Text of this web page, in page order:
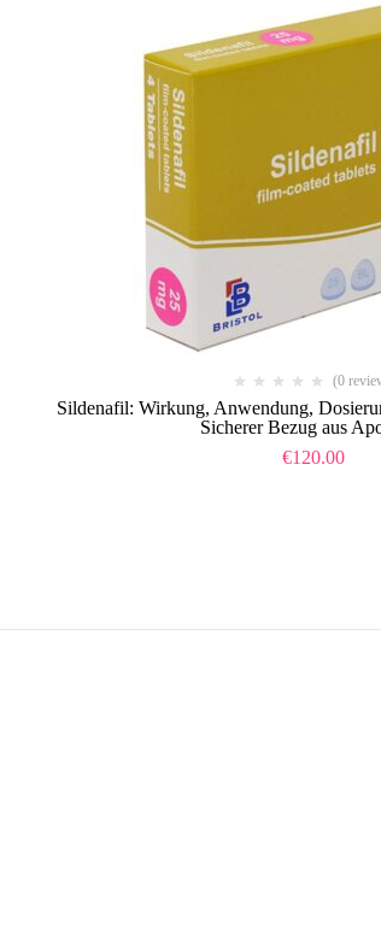
(0
Sildenafil: Wirkung, Anwendung,
Sicherer Bezug aus
€120.00